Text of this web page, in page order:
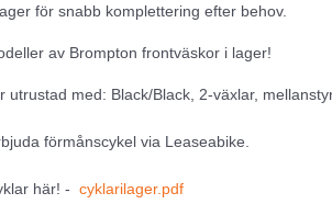
för snabb komplettering efter behov.
av Brompton frontväskor i lager!
utrustad med: Black/Black, 2-växlar,
förmånscykel via Leaseabike.
här! - cyklarilager.pdf